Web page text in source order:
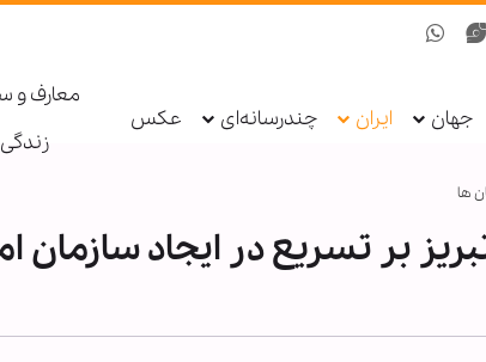
جهان ایران چندرسانه‌ای عکس
معارف و
زندگی
ها
بر تسريع در ايجاد سازمان